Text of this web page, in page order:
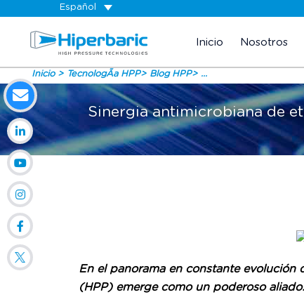
Español
Inicio Nosotros
Inicio TecnologÃ­a HPP Blog HPP ...
Sinergia antimicrobiana de
En el panorama en constante evolución
(HPP) emerge como un poderoso